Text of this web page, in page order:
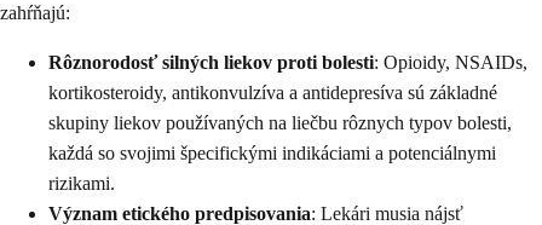
zahŕňajú:
Rôznorodosť silných liekov proti bolesti: Opioidy, NSAIDs,
kortikosteroidy, antikonvulzíva a antidepresíva sú základné
skupiny liekov používaných na liečbu rôznych typov bolesti,
každá so svojimi špecifickými indikáciami a potenciálnymi
rizikami.
Význam etického predpisovania: Lekári musia nájsť